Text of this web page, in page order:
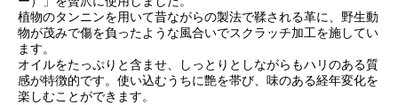
植物のタンニンを用いて昔ながらの製法で鞣される革に、野生動
物が茂みで傷を負ったような風合いでスクラッチ加工を施してい
ます。
オイルをたっぷりと含ませ、しっとりとしながらもハリのある質
感が特徴的です。使い込むうちに艶を帯び、味のある経年変化を
楽しむことができます。